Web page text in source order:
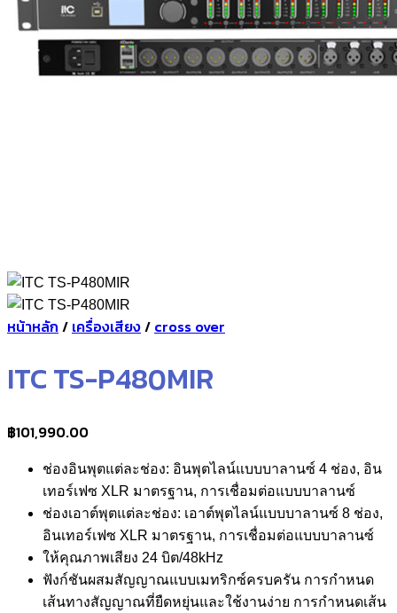
หน้าหลัก / เครื่องเสียง/ cross over
ITC TS-P480MIR
฿101,990.00
ช่องอินพุตแต่ละช่อง: อินพุตไลน์แบบบาลานซ์ 4 ช่อง, อิน
เทอร์เฟซ XLR มาตรฐาน, การเชื่อมต่อแบบบาลานซ์
ช่องเอาต์พุตแต่ละช่อง: เอาต์พุตไลน์แบบบาลานซ์ 8 ช่อง,
อินเทอร์เฟซ XLR มาตรฐาน, การเชื่อมต่อแบบบาลานซ์
ให้คุณภาพเสียง 24 บิต/48kHz
ฟังก์ชันผสมสัญญาณแบบเมทริกซ์ครบครัน การกำหนด
เส้นทางสัญญาณที่ยืดหยุ่นและใช้งานง่าย การกำหนดเส้น